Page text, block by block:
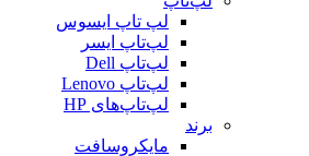
لپ تاپ ایسوس
لپ‌تاپ ایسر
لپ‌تاپ Dell
لپ‌تاپ Lenovo
لپ‌تاپ‌های HP
برند
مایکروسافت